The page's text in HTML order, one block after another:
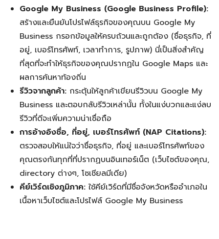
Google My Business (Google Business Profile):
สร้างและยืนยันโปรไฟล์ธุรกิจของคุณบน Google My
Business กรอกข้อมูลให้ครบถ้วนและถูกต้อง (ชื่อธุรกิจ, ที่
อยู่, เบอร์โทรศัพท์, เวลาทำการ, รูปภาพ) นี่เป็นสิ่งสำคัญ
ที่สุดที่จะทำให้ธุรกิจของคุณปรากฏใน Google Maps และ
ผลการค้นหาท้องถิ่น
รีวิวจากลูกค้า: กระตุ้นให้ลูกค้าเขียนรีวิวบน Google My
Business และตอบกลับรีวิวเหล่านั้น ทั้งในแง่บวกและแง่ลบ
รีวิวที่ดีจะเพิ่มความน่าเชื่อถือ
การอ้างอิงชื่อ, ที่อยู่, เบอร์โทรศัพท์ (NAP Citations):
ตรวจสอบให้แน่ใจว่าชื่อธุรกิจ, ที่อยู่ และเบอร์โทรศัพท์ของ
คุณตรงกันทุกที่ที่ปรากฏบนอินเทอร์เน็ต (เว็บไซต์ของคุณ,
directory ต่างๆ, โซเชียลมีเดีย)
คีย์เวิร์ดเชิงภูมิภาค: ใช้คีย์เวิร์ดที่มีชื่อจังหวัดหรืออำเภอใน
เนื้อหาเว็บไซต์และโปรไฟล์ Google My Business